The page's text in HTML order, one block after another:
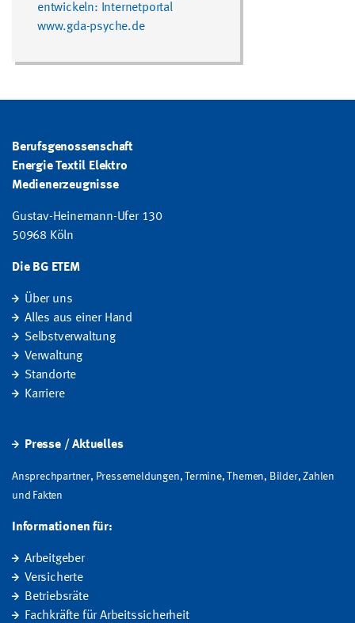
entwickeln: Internetportal
www.gda-psyche.de
Berufsgenossenschaft
Energie Textil Elektro
Medienerzeugnisse
Gustav-Heinemann-Ufer 130
50968 Köln
Die BG ETEM
Über uns
Alles aus einer Hand
Selbstverwaltung
Verwaltung
Standorte
Karriere
Presse / Aktuelles
Ansprechpartner, Pressemeldungen, Termine, Themen, Bilder, Zahlen
und Fakten
Informationen für:
Arbeitgeber
Versicherte
Betriebsräte
Fachkräfte für Arbeitssicherheit